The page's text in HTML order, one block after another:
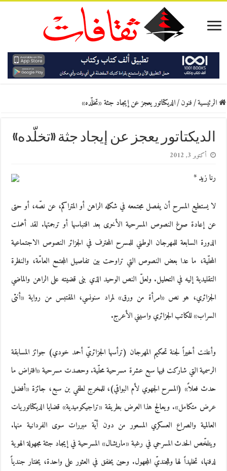
الرئيسية/فنون/الديكتاتور يعجز عن إيجاد جثة «تخلّده»
الديكتاتور يعجز عن إيجاد جثة «تخلّده»
أكتوبر 3, 2012
رنا زيد *
لا يستطيع المسرح أن يفصل مجتمعه في شكله الراهن أو المتراكم، عن نصّه، أو حتى
عن إعادة صوغ النصوص المسرحية الأخرى بعد اقتباسها أو ترجمتها. لقد أهملت
الدورة السابعة للمهرجان الوطني للمسرح المحترف في الجزائر النصوص الاجتماعية
المحلّية، ما عدا بعض النصوص التي تراوحت بين تفاصيل المجتمع العامّة، والنظرة
التقليدية إليه في التحليل. ولعلّ النص الوحيد الذي بنى قضيته على الراهن والماضي
الجزائري، هو نص «امرأة من ورق» لمراد سنونسي، المقتبس من رواية «أنثى
السراب» للكاتب الجزائري واسيني الأعرج.
وأعلنت أخيراً لجنة تحكيم المهرجان (ترأسها الجزائريّ أحمد خودي) جوائز المسابقة
الرسمية التي شاركت فيها سبع عشرة مسرحية محلّية. وحصدت مسرحية «افتراض ما
حدث فعلاً» (المسرح الجهوي لأم البواقي)، للمخرج لطفي بن سبع، جائزة «أفضل
عرض متكامل». ويعالج هذا العرض بطريقة «تراجيكوميدية» قضايا الديكتاتوريات
العالمية والصراع العسكري المسعور من دون أيّة مبررات سوى الفردانية منها.
ويتلخّص الحدث المسرحي في رغبة «ماريشال» المسرحية في إيجاد جثة مجهولة الهوية
لدفنها، تخليداً لها وللجنديّ المجهول. وحين يخفق في العثور على واحدة، يختار جندياً